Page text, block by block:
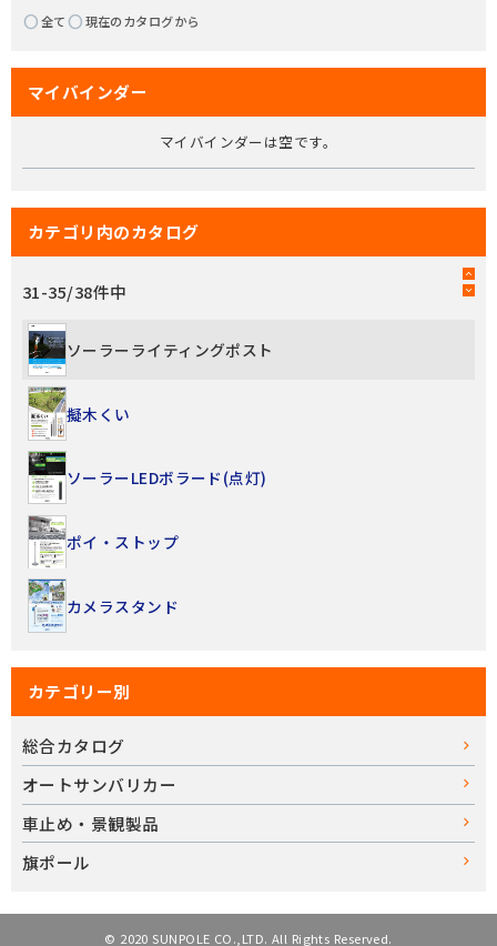
全て 現在のカタログから
マイバインダー
マイバインダーは空です。
カテゴリ内のカタログ
31-35/38件中
ソーラーライティングポスト
擬木くい
ソーラーLEDボラード(点灯)
ポイ・ストップ
カメラスタンド
カテゴリー別
総合カタログ
オートサンバリカー
車止め・景観製品
旗ポール
© 2020 SUNPOLE CO.,LTD. All Rights Reserved.